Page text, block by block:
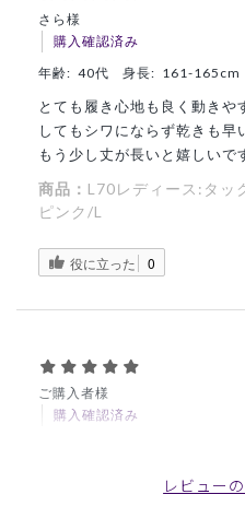
さら様
購入確認済み
年齢: 40代 身長: 161-165cm
とても履き心地も良く動きや
してもシワにならず乾きも早
もう少し丈が長いと嬉しいで
商品： L70レディース:タッ
ピンク/L
役に立った 0
ご購入者様
購入確認済み
色味も着心地もとてもよかっ
レビュー